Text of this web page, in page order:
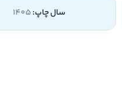
سال چاپ: